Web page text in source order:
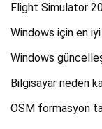
Flight Simulator
Windows için en
Windows
Bilgisayar neden
OSM formasyon